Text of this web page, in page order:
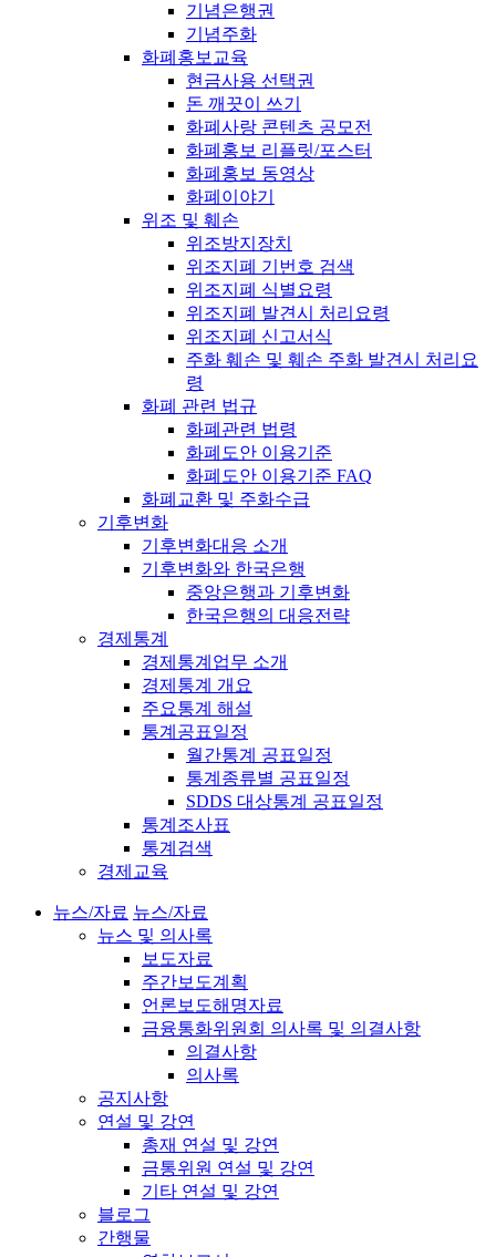
기념은행권
기념주화
화폐홍보교육
현금사용 선택권
돈 깨끗이 쓰기
화폐사랑 콘텐츠 공모전
화폐홍보 리플릿/포스터
화폐홍보 동영상
화폐이야기
위조 및 훼손
위조방지장치
위조지폐 기번호 검색
위조지폐 식별요령
위조지폐 발견시 처리요령
위조지폐 신고서식
주화 훼손 및 훼손 주화 발견시 처리요
령
화폐 관련 법규
화폐관련 법령
화폐도안 이용기준
화폐도안 이용기준 FAQ
화폐교환 및 주화수급
기후변화
기후변화대응 소개
기후변화와 한국은행
중앙은행과 기후변화
한국은행의 대응전략
경제통계
경제통계업무 소개
경제통계 개요
주요통계 해설
통계공표일정
월간통계 공표일정
통계종류별 공표일정
SDDS 대상통계 공표일정
통계조사표
통계검색
경제교육
뉴스/자료 뉴스/자료
뉴스 및 의사록
보도자료
주간보도계획
언론보도해명자료
금융통화위원회 의사록 및 의결사항
의결사항
의사록
공지사항
연설 및 강연
총재 연설 및 강연
금통위원 연설 및 강연
기타 연설 및 강연
블로그
간행물